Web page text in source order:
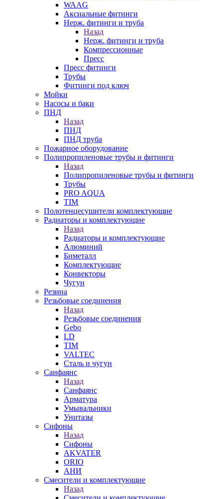
WAAG
Аксиальные фитинги
Нерж. фитинги и труба
Назад
Нерж. фитинги и труба
Компрессионные
Пресс
Пресс фитинги
Трубы
Фитинги под ключ
Мойки
Насосы и баки
ПНД
Назад
ПНД
ПНД труба
Пожарное оборудование
Полипропиленовые трубы и фитинги
Назад
Полипропиленовые трубы и фитинги
Трубы
PRO AQUA
TIM
Полотенцесушители комплектующие
Радиаторы и комплектующие
Назад
Радиаторы и комплектующие
Алюминий
Биметалл
Комплектующие
Конвекторы
Чугун
Резина
Резьбовые соединения
Назад
Резьбовые соединения
Gebo
LD
TIM
VALTEC
Сталь и чугун
Санфаянс
Назад
Санфаянс
Арматура
Умывальники
Унитазы
Сифоны
Назад
Сифоны
AKVATER
ORIO
АНИ
Смесители и комплектующие
Назад